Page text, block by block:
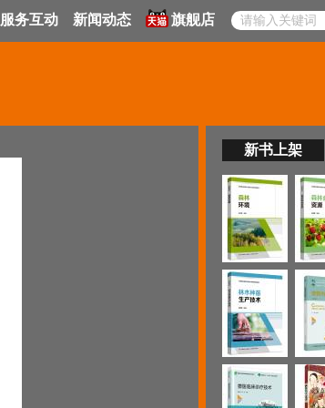
服务互动 新闻动态 旗舰店
新书上架